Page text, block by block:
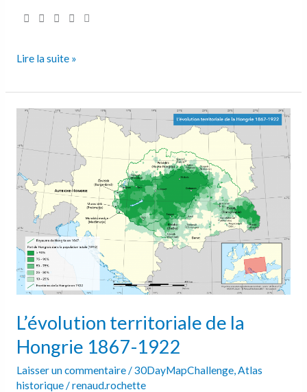
Lire la suite »
L’évolution territoriale de la
Hongrie 1867-1922
Laisser un commentaire/30DayMapChallenge,Atlas
historique/renaud.rochette
L’évolution
territoriale
de
la
Hongrie
1867-
1922